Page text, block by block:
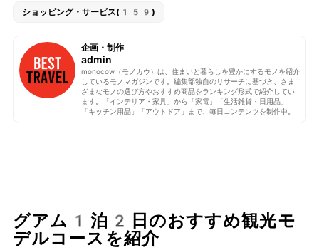
ショッピング・サービス(159)
企画・制作
admin
monocow（モノカウ）は、住まいと暮らしを豊かにするモノを紹介
しているモノマガジンです。編集部独自のリサーチに基づき、さま
ざまなモノの選び方やおすすめ商品をランキング形式で紹介してい
ます。「インテリア・家具」から「家電」「生活雑貨・日用品」
「キッチン用品」「アウトドア」まで、毎日コンテンツを制作中。
グアム1泊2日のおすすめ観光モ
デルコースを紹介